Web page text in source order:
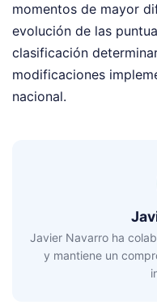
momentos de mayor
evolución de las
clasificación
modificaciones
nacional.
Javier Navarro ha
y mantiene un